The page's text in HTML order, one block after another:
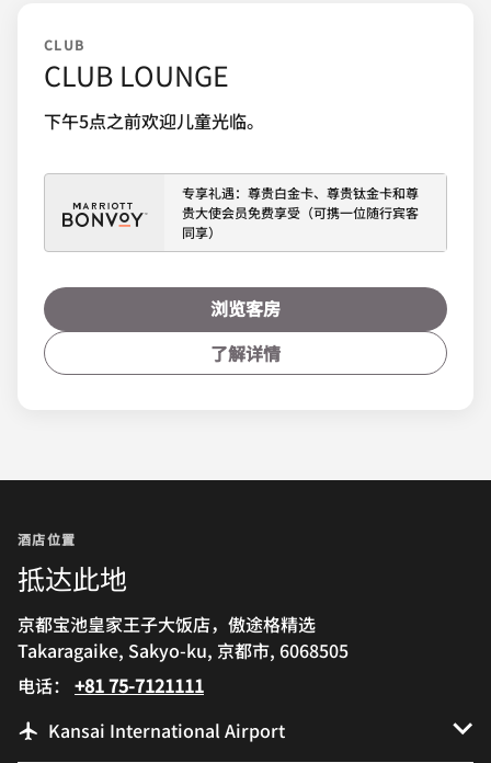
CLUB
CLUB LOUNGE
下午5点之前欢迎儿童光临。
专享礼遇：尊贵白金卡、尊贵钛金卡和尊
贵大使会员免费享受（可携一位随行宾客
同享）
浏览客房
了解详情
酒店位置
抵达此地
京都宝池皇家王子大饭店，傲途格精选
Takaragaike, Sakyo-ku, 京都市, 6068505
电话： +81 75-7121111
Kansai International Airport